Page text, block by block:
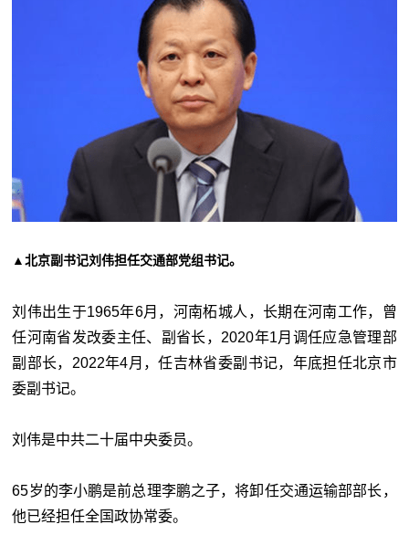
▲北京副书记刘伟担任交通部党组书记。
刘伟出生于1965年6月，河南柘城人，长期在河南工作，曾
任河南省发改委主任、副省长，2020年1月调任应急管理部
副部长，2022年4月，任吉林省委副书记，年底担任北京市
委副书记。
刘伟是中共二十届中央委员。
65岁的李小鹏是前总理李鹏之子，将卸任交通运输部部长，
他已经担任全国政协常委。